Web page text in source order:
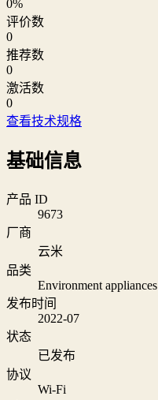
0%
评价数
0
推荐数
0
激活数
0
查看技术规格
基础信息
产品 ID
9673
厂商
云米
品类
Environment appliances
发布时间
2022-07
状态
已发布
协议
Wi‑Fi